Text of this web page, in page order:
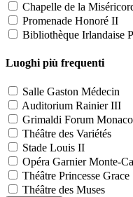
Chapelle de la
Promenade Honoré II
Bibliothèque Irlandaise
Luoghi più frequenti
Salle Gaston Médecin
Auditorium Rainier III
Grimaldi Forum Monaco
Théâtre des Variétés
Stade Louis II
Opéra Garnier Monte-
Théâtre Princesse Grace
Théâtre des Muses